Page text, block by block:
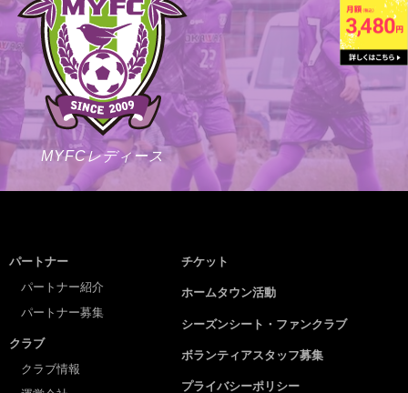
MYFCレディース
パートナー
パートナー紹介
パートナー募集
クラブ
クラブ情報
チケット
ホームタウン活動
シーズンシート・ファンクラブ
ボランティアスタッフ募集
プライバシーポリシー